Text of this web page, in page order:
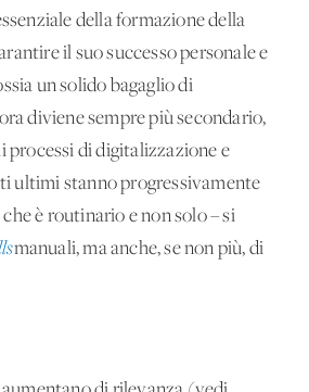
della formazione della
il suo successo personale e
un solido bagaglio di
diviene sempre più secondario,
processi di digitalizzazione e
ultimi stanno progressivamente
è routinario e non solo – si
manuali, ma anche, se non più, di